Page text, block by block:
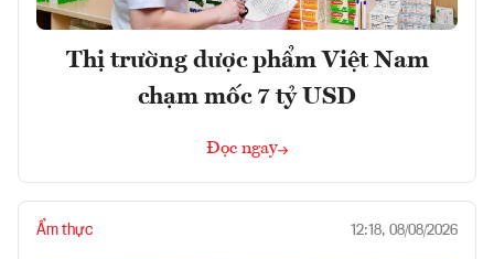
Thị trường dược phẩm Việt Nam
chạm mốc 7 tỷ USD
Đọc ngay
Ẩm thực 12:18, 08/08/2026